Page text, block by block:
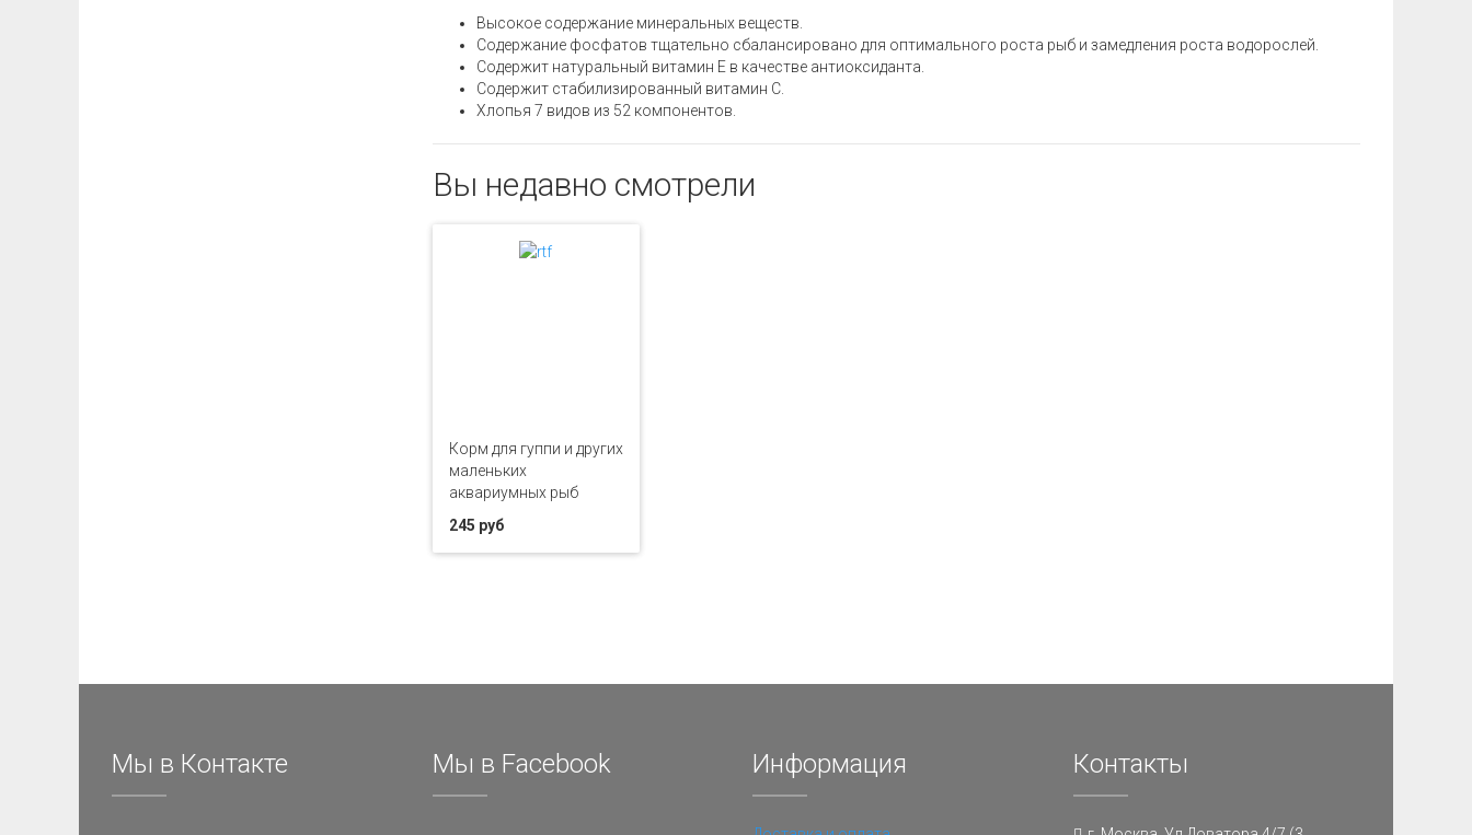
Высокое содержание минеральных веществ.
Содержание фосфатов тщательно сбалансировано для оптимального роста рыб и замедления роста водорослей.
Содержит натуральный витамин E в качестве антиоксиданта.
Содержит стабилизированный витамин C.
Хлопья 7 видов из 52 компонентов.
Вы недавно смотрели
Корм для гуппи и других
маленьких
аквариумных рыб
245 руб
Мы в Контакте Мы в Facebook Информация Контакты